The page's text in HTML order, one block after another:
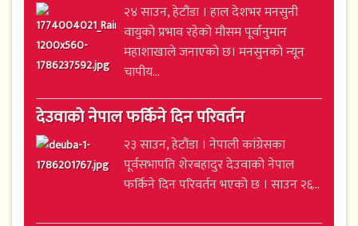
२४ साउन, हेटौंडा । हाल देशभर मनसुनी
वायुको प्रभाव रहेको मौसम पूर्वानुमान
महाशाखाले जनाएको छ। मनसुनको न्यून
चापीय...
देउवाको नेपाल फर्किने दिन परिवर्तन
२३ साउन, हेटौंडा । नेपाली कांग्रेसका
पूर्वसभापति शेरबहादुर देउवाको नेपाल
फर्किने दिन परिवर्तन भएको छ । साउन २६...